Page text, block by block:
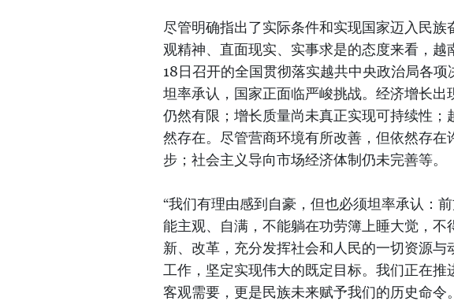
尽管明确指出了实际条件和实现国家迈入民
观精神、直面现实、实事求是的态度来看，越
18日召开的全国贯彻落实越共中央政治局各
坦率承认，国家正面临严峻挑战。经济增长
仍然有限；增长质量尚未真正实现可持续性；
然存在。尽管营商环境有所改善，但依然存在
步；社会主义导向市场经济体制仍未完善等。
“我们有理由感到自豪，但也必须坦率承认：
能主观、自满，不能躺在功劳簿上睡大觉，
新、改革，充分发挥社会和人民的一切资源
工作，坚定实现伟大的既定目标。我们正在
客观需要，更是民族未来赋予我们的历史命令